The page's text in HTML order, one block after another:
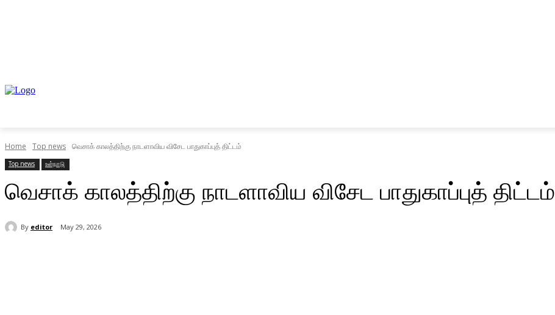
Home Top news வெசாக் காலத்திற்கு நாடளாவிய விசேட பாதுகாப்புத் திட்டம்
Top news உள்நாடு
வெசாக் காலத்திற்கு நாடளாவிய விசேட பாதுகாப்புத் திட்டம்
By editor May 29, 2026